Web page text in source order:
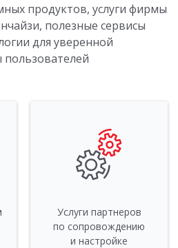
продуктов, услуги фирмы
полезные сервисы
для уверенной
Услуги партнеров
по сопровождению
и настройке